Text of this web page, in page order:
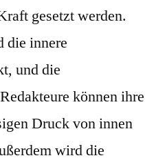
gesetzt werden.
die innere
und die
können ihre
Druck von innen
wird die